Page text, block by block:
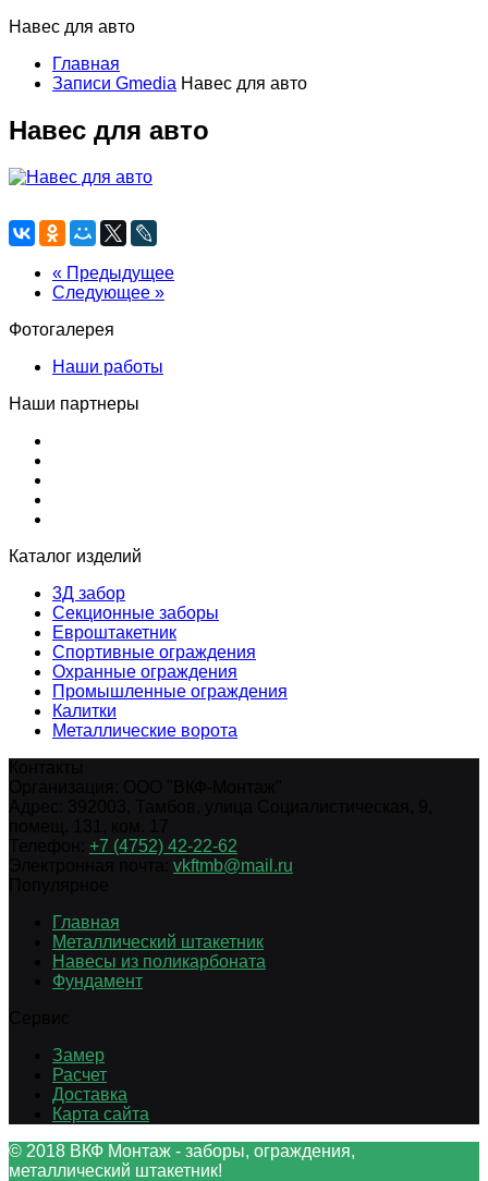
Навес для авто
Главная
Записи Gmedia Навес для авто
Навес для авто
« Предыдущее
Следующее »
Фотогалерея
Наши работы
Наши партнеры
Каталог изделий
3Д забор
Секционные заборы
Евроштакетник
Спортивные ограждения
Охранные ограждения
Промышленные ограждения
Калитки
Металлические ворота
+7 (4752) 42-22-62
vkftmb@mail.ru
Главная
Металлический штакетник
Навесы из поликарбоната
Фундамент
Замер
Расчет
Доставка
Карта сайта
© 2018 ВКФ Монтаж - заборы, ограждения,
металлический штакетник!